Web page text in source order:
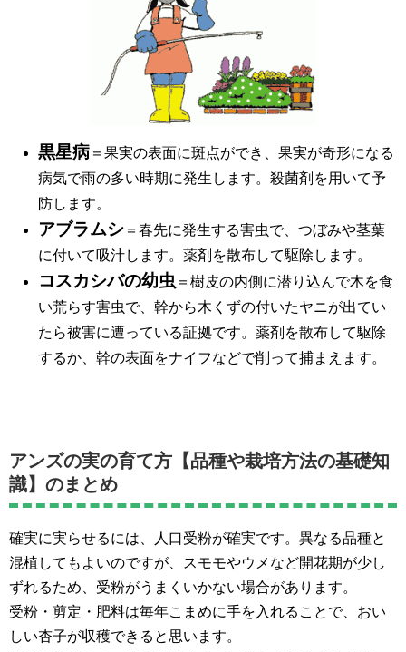
黒星病 ＝果実の表面に斑点ができ、果実が奇形になる
病気で雨の多い時期に発生します。殺菌剤を用いて予
防します。
アブラムシ ＝春先に発生する害虫で、つぼみや茎葉
に付いて吸汁します。薬剤を散布して駆除します。
コスカシバの幼虫 ＝樹皮の内側に潜り込んで木を食
い荒らす害虫で、幹から木くずの付いたヤニが出てい
たら被害に遭っている証拠です。薬剤を散布して駆除
するか、幹の表面をナイフなどで削って捕まえます。
アンズの実の育て方【品種や栽培方法の基礎知
識】のまとめ
確実に実らせるには、人口受粉が確実です。異なる品種と
混植してもよいのですが、スモモやウメなど開花期が少し
ずれるため、受粉がうまくいかない場合があります。
受粉・剪定・肥料は毎年こまめに手を入れることで、おい
しい杏子が収穫できると思います。